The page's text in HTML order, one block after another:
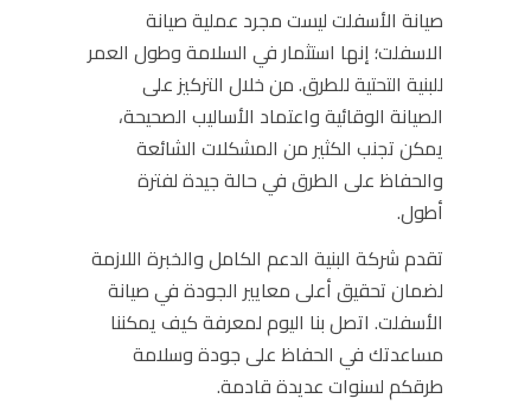
صيانة الأسفلت ليست مجرد عمليةصيانة
الاسفلت؛ إنها استثمار في السلامة وطول العمر
للبنية التحتية للطرق. من خلال التركيز على
الصيانة الوقائية واعتماد الأساليب الصحيحة،
يمكن تجنب الكثير من المشكلات الشائعة
والحفاظ على الطرق في حالة جيدة لفترة
أطول.
تقدم شركة البنية الدعم الكامل والخبرة اللازمة
لضمان تحقيق أعلى معايير الجودة في صيانة
الأسفلت. اتصل بنا اليوم لمعرفة كيف يمكننا
مساعدتك في الحفاظ على جودة وسلامة
طرقكم لسنوات عديدة قادمة.